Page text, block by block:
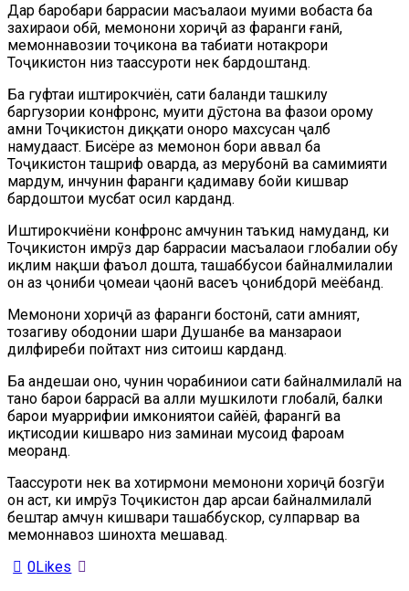
Дар баробари баррасии масъалаҳои муҳими вобаста ба
захираҳои обӣ, меҳмонони хориҷӣ аз фарҳанги ғанӣ,
меҳмоннавозии тоҷикона ва табиати нотакрори
Тоҷикистон низ таассуроти нек бардоштанд.
Ба гуфтаи иштирокчиён, сатҳи баланди ташкилу
баргузории конфронс, муҳити дӯстона ва фазои орому
амни Тоҷикистон диққати онҳоро махсусан ҷалб
намудааст. Бисёре аз меҳмонон бори аввал ба
Тоҷикистон ташриф оварда, аз меҳрубонӣ ва самимияти
мардум, инчунин фарҳанги қадимаву бойи кишвар
бардоштҳои мусбат ҳосил карданд.
Иштирокчиёни конфронс ҳамчунин таъкид намуданд, ки
Тоҷикистон имрӯз дар баррасии масъалаҳои глобалии обу
иқлим нақши фаъол дошта, ташаббусҳои байналмилалии
он аз ҷониби ҷомеаи ҷаҳонӣ васеъ ҷонибдорӣ меёбанд.
Меҳмонони хориҷӣ аз фарҳанги бостонӣ, сатҳи амният,
тозагиву ободонии шаҳри Душанбе ва манзараҳои
дилфиреби пойтахт низ ситоиш карданд.
Ба андешаи онҳо, чунин чорабиниҳои сатҳи байналмилалӣ на
танҳо барои баррасӣ ва ҳалли мушкилоти глобалӣ, балки
барои муаррифии имкониятҳои сайёҳӣ, фарҳангӣ ва
иқтисодии кишварҳо низ заминаи мусоид фароҳам
меоранд.
Таассуроти нек ва хотирмони меҳмонони хориҷӣ бозгӯи
он аст, ки имрӯз Тоҷикистон дар арсаи байналмилалӣ
бештар ҳамчун кишвари ташаббускор, сулҳпарвар ва
меҳмоннавоз шинохта мешавад.
0Likes